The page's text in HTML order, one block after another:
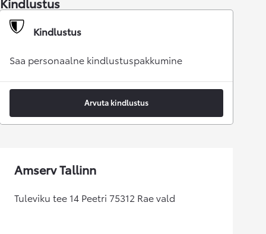
Kindlustus
Saa personaalne kindlustuspakkumine
Arvuta kindlustus
Amserv Tallinn
Tuleviku tee 14 Peetri 75312 Rae vald